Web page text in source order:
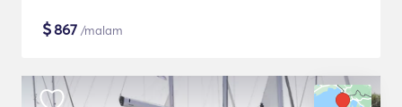
$867 /malam